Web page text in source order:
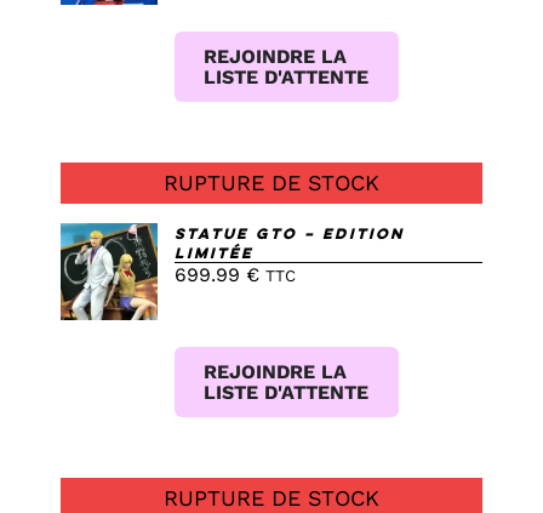
REJOINDRE LA
LISTE D'ATTENTE
RUPTURE DE STOCK
DETAILS
Statue GTO – Edition
Limitée
699.99 € TTC
REJOINDRE LA
LISTE D'ATTENTE
RUPTURE DE STOCK